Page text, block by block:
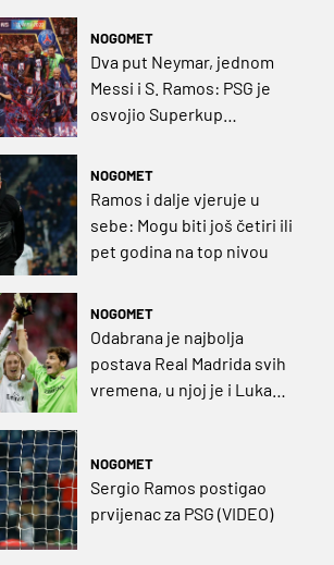
NOGOMET
Dva put Neymar, jednom
Messi i S. Ramos: PSG je
osvojio Superkup
NOGOMET
Ramos i dalje vjeruje u
sebe: Mogu biti još četiri ili
pet godina na top nivou
NOGOMET
Odabrana je najbolja
postava Real Madrida svih
vremena, u njoj je i Luka
NOGOMET
Sergio Ramos postigao
prvijenac za PSG (VIDEO)